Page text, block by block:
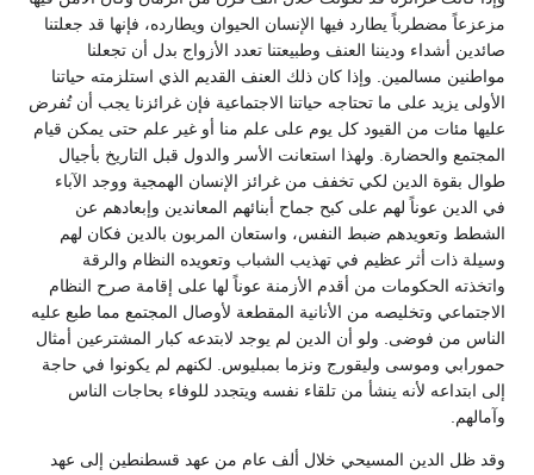
مزعزعاً مضطرباً يطارد فيها الإنسان الحيوان ويطارده، فإنها قد جعلتنا
صائدين أشداء وديننا العنف وطبيعتنا تعدد الأزواج بدل أن تجعلنا
مواطنين مسالمين. وإذا كان ذلك العنف القديم الذي استلزمته حياتنا
الأولى يزيد على ما تحتاجه حياتنا الاجتماعية فإن غرائزنا يجب أن تُفرض
عليها مئات من القيود كل يوم على علم منا أو غير علم حتى يمكن قيام
المجتمع والحضارة. ولهذا استعانت الأسر والدول قبل التاريخ بأجيال
طوال بقوة الدين لكي تخفف من غرائز الإنسان الهمجية ووجد الآباء
في الدين عوناً لهم على كبح جماح أبنائهم المعاندين وإبعادهم عن
الشطط وتعويدهم ضبط النفس، واستعان المربون بالدين فكان لهم
وسيلة ذات أثر عظيم في تهذيب الشباب وتعويده النظام والرقة
واتخذته الحكومات من أقدم الأزمنة عوناً لها على إقامة صرح النظام
الاجتماعي وتخليصه من الأنانية المقطعة لأوصال المجتمع مما طبع عليه
الناس من فوضى. ولو أن الدين لم يوجد لابتدعه كبار المشترعين أمثال
حمورابي وموسى وليقورج ونزما بمبليوس. لكنهم لم يكونوا في حاجة
إلى ابتداعه لأنه ينشأ من تلقاء نفسه ويتجدد للوفاء بحاجات الناس
وآمالهم.
وقد ظل الدين المسيحي خلال ألف عام من عهد قسطنطين إلى عهد